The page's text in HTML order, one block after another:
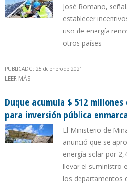
José Romano,
establecer
uso de energía
otros países
PUBLICADO: 25 de enero de 2021
LEER MÁS
SOLAR
Duque acumula $ 512
para inversión pública
El Ministerio de
anunció que se
energía solar por
llevar el suministro
los departamentos